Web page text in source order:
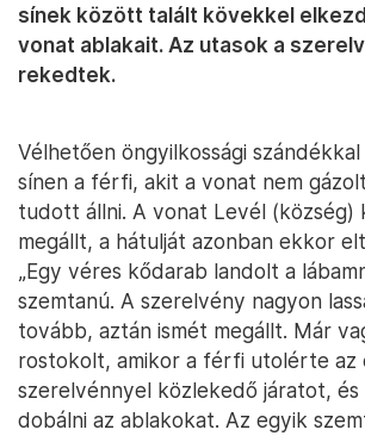
sínek között talált kövekkel
vonat ablakait. Az utasok a
rekedtek.
Vélhetően öngyilkossági
sínen a férfi, akit a vonat nem
tudott állni. A vonat Levél (község)
megállt, a hátulját azonban ekkor
„Egy véres kődarab landolt a
szemtanú. A szerelvény nagyon
tovább, aztán ismét megállt. Már
rostokolt, amikor a férfi utolérte az
szerelvénnyel közlekedő járatot,
dobálni az ablakokat. Az egyik